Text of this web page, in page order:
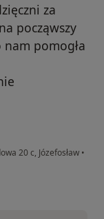
za
począwszy
pomogła
20 c, Józefosław •